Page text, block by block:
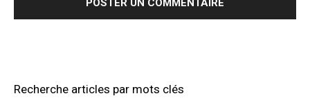
Recherche articles par mots clés